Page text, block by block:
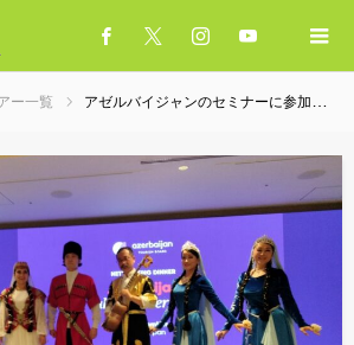
ー一覧 アゼルバイジャンのセミナーに参加しました